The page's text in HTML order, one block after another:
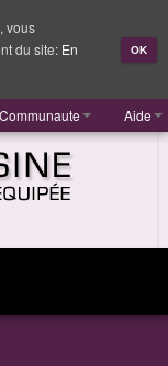
Communaute Aide
vous
du site: En
OK